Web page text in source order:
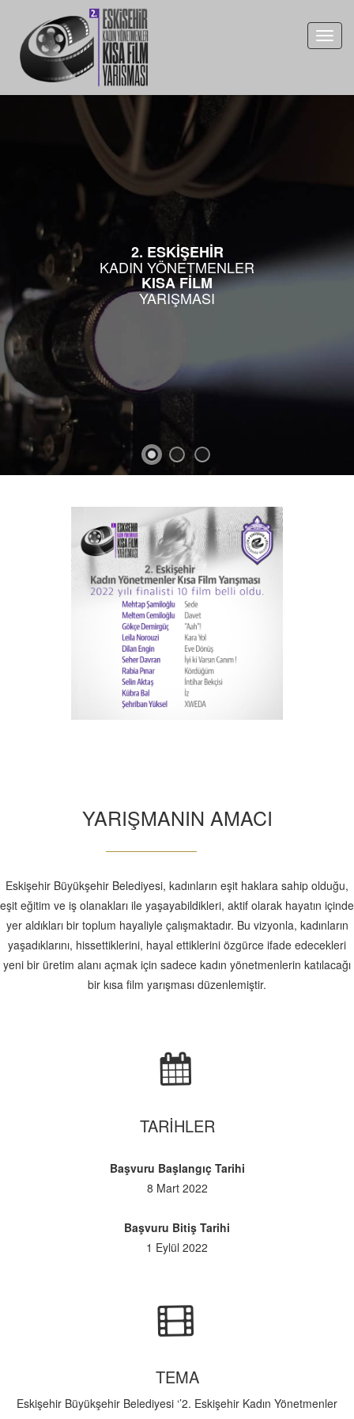
2. ESKİŞEHİR
KADIN YÖNETMENLER
KISA FİLM
YARIŞMASI
YARIŞMANIN AMACI
Eskişehir Büyükşehir Belediyesi, kadınların eşit haklara sahip olduğu,
eşit eğitim ve iş olanakları ile yaşayabildikleri, aktif olarak hayatın içinde
yer aldıkları bir toplum hayaliyle çalışmaktadır. Bu vizyonla, kadınların
yaşadıklarını, hissettiklerini, hayal ettiklerini özgürce ifade edecekleri
yeni bir üretim alanı açmak için sadece kadın yönetmenlerin katılacağı
bir kısa film yarışması düzenlemiştir.
TARİHLER
Başvuru Başlangıç Tarihi
8 Mart 2022
Başvuru Bitiş Tarihi
1 Eylül 2022
TEMA
Eskişehir Büyükşehir Belediyesi ‘’2. Eskişehir Kadın Yönetmenler